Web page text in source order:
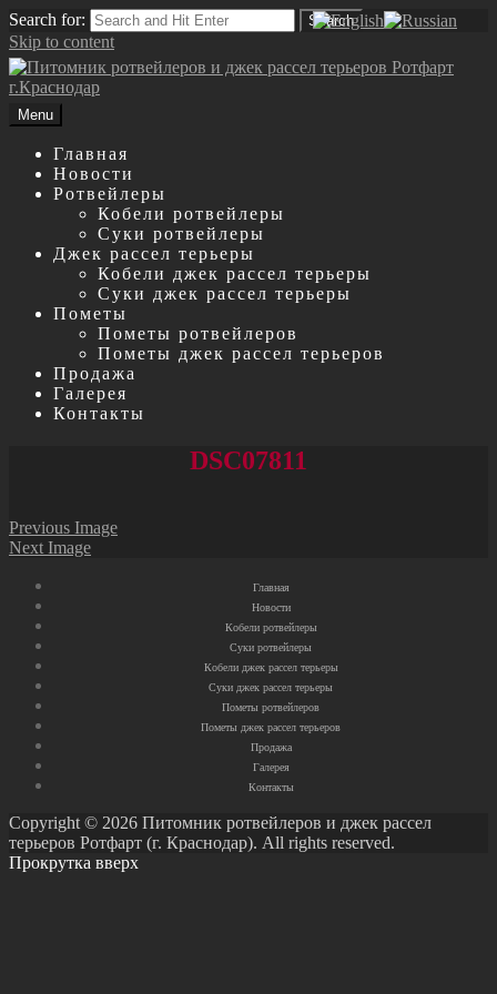
Search for: Search
Skip to content
Menu
Главная
Новости
Ротвейлеры
Кобели ротвейлеры
Суки ротвейлеры
Джек рассел терьеры
Кобели джек рассел терьеры
Суки джек рассел терьеры
Пометы
Пометы ротвейлеров
Пометы джек рассел терьеров
Продажа
Галерея
Контакты
DSC07811
Previous Image
Next Image
Главная
Новости
Кобели ротвейлеры
Суки ротвейлеры
Кобели джек рассел терьеры
Суки джек рассел терьеры
Пометы ротвейлеров
Пометы джек рассел терьеров
Продажа
Галерея
Контакты
Copyright © 2026 Питомник ротвейлеров и джек рассел
терьеров Ротфарт (г. Краснодар). All rights reserved.
Прокрутка вверх